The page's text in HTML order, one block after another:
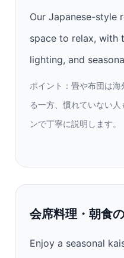
Our Japanese-style
space to relax, with
lighting, and
ポイント：畳や布団は
る一方、慣れていない
ンで丁寧に説明します。
会席料理・朝食
Enjoy a seasonal